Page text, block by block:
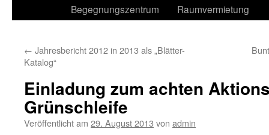
Begegnungszentrum
Raumvermietung
← Jahresbericht 2012 in 2013 als „Blätter-
Katalog“
Einladung zum achten
Grünschleife
Veröffentlicht am 29. August 2013 von admin